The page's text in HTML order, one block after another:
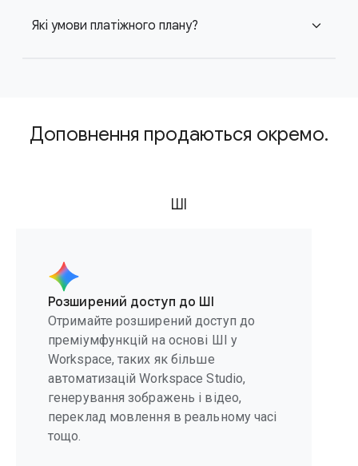
Які умови платіжного плану? expand_more
Доповнення продаються окремо.
ШІ
Розширений доступ до ШІ
Отримайте розширений доступ до
преміумфункцій на основі ШІ у
Workspace, таких як більше
автоматизацій Workspace Studio,
генерування зображень і відео,
переклад мовлення в реальному часі
тощо.